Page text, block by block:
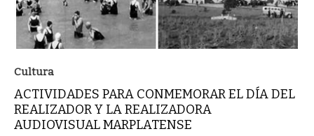
Cultura
ACTIVIDADES PARA CONMEMORAR EL DÍA DEL
REALIZADOR Y LA REALIZADORA
AUDIOVISUAL MARPLATENSE